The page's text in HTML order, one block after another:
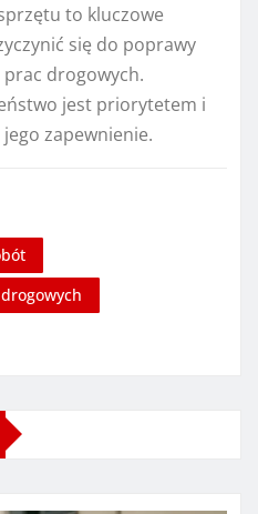
to kluczowe
się do poprawy
drogowych.
jest priorytetem i
jego zapewnienie.